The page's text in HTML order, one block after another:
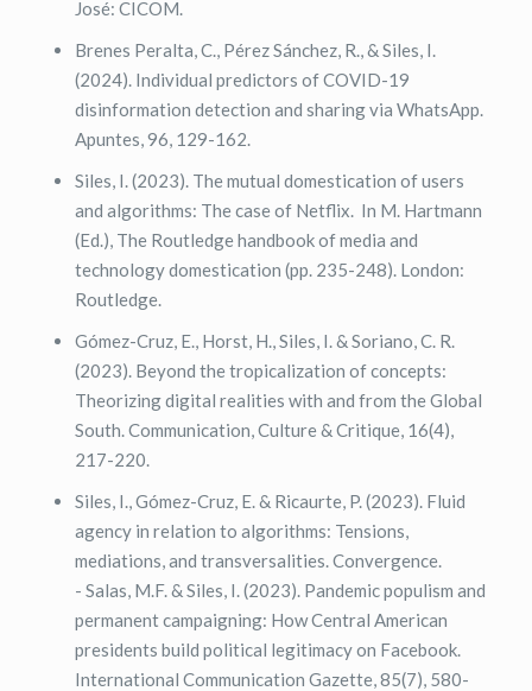
José: CICOM.
Brenes Peralta, C., Pérez Sánchez, R., & Siles, I.
(2024). Individual predictors of COVID-19
disinformation detection and sharing via WhatsApp.
Apuntes, 96, 129-162.
Siles, I. (2023). The mutual domestication of users
and algorithms: The case of Netflix. In M. Hartmann
(Ed.), The Routledge handbook of media and
technology domestication (pp. 235-248). London:
Routledge.
Gómez-Cruz, E., Horst, H., Siles, I. & Soriano, C. R.
(2023). Beyond the tropicalization of concepts:
Theorizing digital realities with and from the Global
South. Communication, Culture & Critique, 16(4),
217-220.
Siles, I., Gómez-Cruz, E. & Ricaurte, P. (2023). Fluid
agency in relation to algorithms: Tensions,
mediations, and transversalities. Convergence.
- Salas, M.F. & Siles, I. (2023). Pandemic populism and
permanent campaigning: How Central American
presidents build political legitimacy on Facebook.
International Communication Gazette, 85(7), 580-